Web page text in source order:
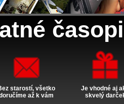
starostí, všetko
až k vám
Je vhodné aj
skvelý